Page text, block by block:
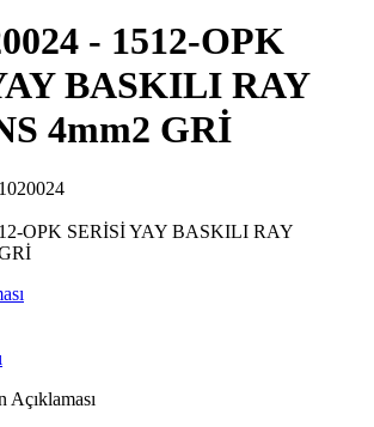
- 1512-OPK
BASKILI RAY
4mm2 GRİ
OPK SERİSİ YAY BASKILI RAY